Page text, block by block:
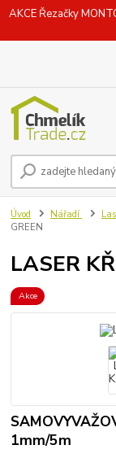
AKCE Řezačky
Úvod Nářadí
GREEN
LASER
Akce
1mm/5m